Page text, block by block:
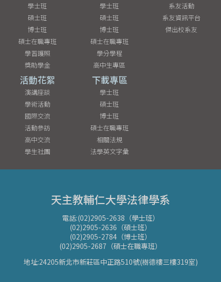
學士班
碩士班
博士班
碩士在職專班
學習護照
獎助學金
學士班
碩士班
博士班
碩士在職專班
學分學程
高中生專區
系友活動
系友資訊平台
傑出校系友
活動花絮
演講座談
學術活動
國際交流
活動參訪
高中交流
學生社團
下載專區
學士班
碩士班
博士班
碩士在職專班
相關法規
法學英文字彙
天主教輔仁大學法律學系
電話:(02)2905-2638（學士班）
(02)2905-2636（碩士班）
(02)2905-2784（博士班）
(02)2905-2687（碩士在職專班）
地址:24205新北市新莊區中正路510號(樹德樓三樓319室)